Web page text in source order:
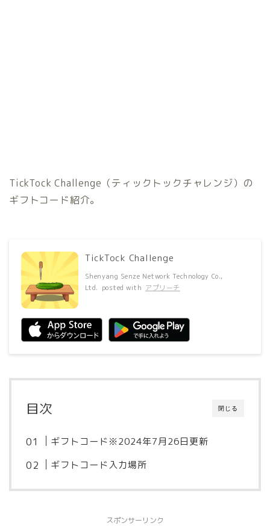
TickTock Challenge（ティックトックチャレンジ）の
ギフトコード紹介。
TickTock Challenge
Shenyang Senze Network Technology Co.,
Ltd. posted with アプリーチ
閉じる
目次
ギフトコード※2024年7月26日更新
ギフトコード入力場所
スポンサーリンク